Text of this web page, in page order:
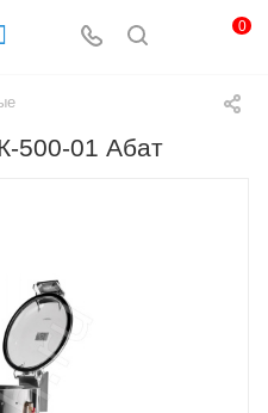
0
500-01 Абат